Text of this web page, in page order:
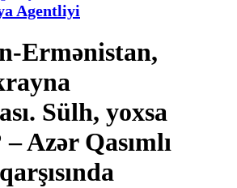
Agentliyi
Ermənistan,
Sülh, yoxsa
Azər Qasımlı